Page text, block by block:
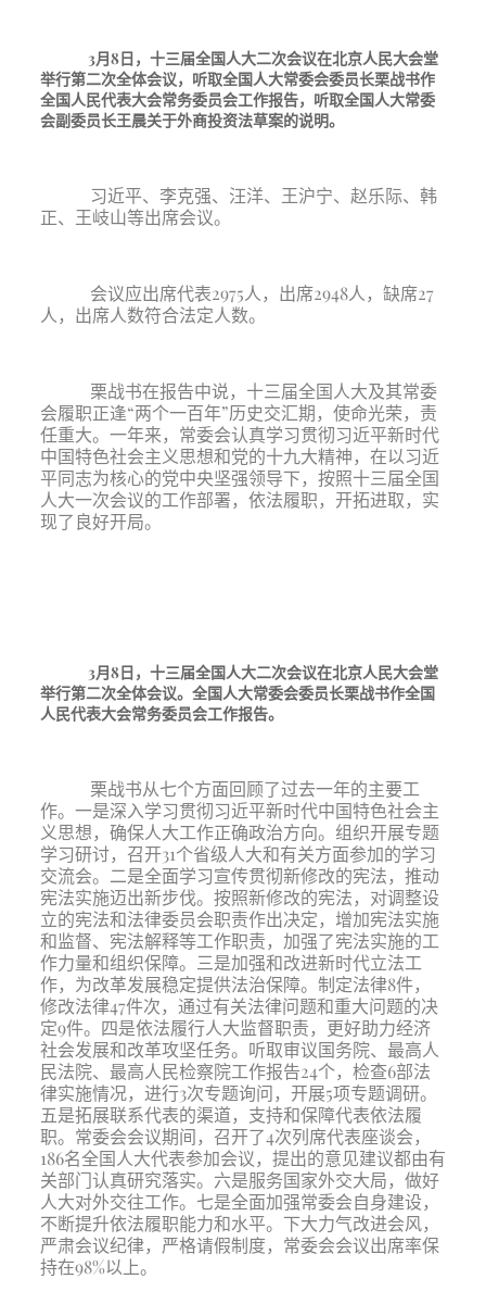
3月8日，十三届全国人大二次会议在北京人民大会堂
举行第二次全体会议，听取全国人大常委会委员长栗战书作
全国人民代表大会常务委员会工作报告，听取全国人大常委
会副委员长王晨关于外商投资法草案的说明。
习近平、李克强、汪洋、王沪宁、赵乐际、韩
正、王岐山等出席会议。
会议应出席代表2975人，出席2948人，缺席27
人，出席人数符合法定人数。
栗战书在报告中说，十三届全国人大及其常委
会履职正逢“两个一百年”历史交汇期，使命光荣，责
任重大。一年来，常委会认真学习贯彻习近平新时代
中国特色社会主义思想和党的十九大精神，在以习近
平同志为核心的党中央坚强领导下，按照十三届全国
人大一次会议的工作部署，依法履职，开拓进取，实
现了良好开局。
3月8日，十三届全国人大二次会议在北京人民大会堂
举行第二次全体会议。全国人大常委会委员长栗战书作全国
人民代表大会常务委员会工作报告。
栗战书从七个方面回顾了过去一年的主要工
作。一是深入学习贯彻习近平新时代中国特色社会主
义思想，确保人大工作正确政治方向。组织开展专题
学习研讨，召开31个省级人大和有关方面参加的学习
交流会。二是全面学习宣传贯彻新修改的宪法，推动
宪法实施迈出新步伐。按照新修改的宪法，对调整设
立的宪法和法律委员会职责作出决定，增加宪法实施
和监督、宪法解释等工作职责，加强了宪法实施的工
作力量和组织保障。三是加强和改进新时代立法工
作，为改革发展稳定提供法治保障。制定法律8件，
修改法律47件次，通过有关法律问题和重大问题的决
定9件。四是依法履行人大监督职责，更好助力经济
社会发展和改革攻坚任务。听取审议国务院、最高人
民法院、最高人民检察院工作报告24个，检查6部法
律实施情况，进行3次专题询问，开展5项专题调研。
五是拓展联系代表的渠道，支持和保障代表依法履
职。常委会会议期间，召开了4次列席代表座谈会，
186名全国人大代表参加会议，提出的意见建议都由有
关部门认真研究落实。六是服务国家外交大局，做好
人大对外交往工作。七是全面加强常委会自身建设，
不断提升依法履职能力和水平。下大力气改进会风，
严肃会议纪律，严格请假制度，常委会会议出席率保
持在98%以上。